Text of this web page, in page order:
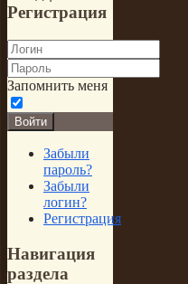
Регистрация
Запомнить меня
Войти
Забыли
пароль?
Забыли
логин?
Регистрация
Навигация
раздела